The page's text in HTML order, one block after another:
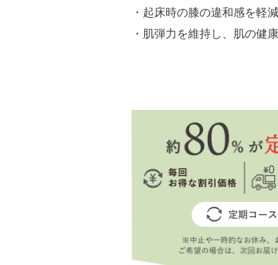
・起床時の膝の違和感を軽
・肌弾力を維持し、肌の健